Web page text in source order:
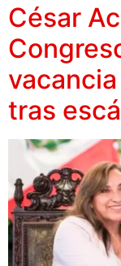
César
tras